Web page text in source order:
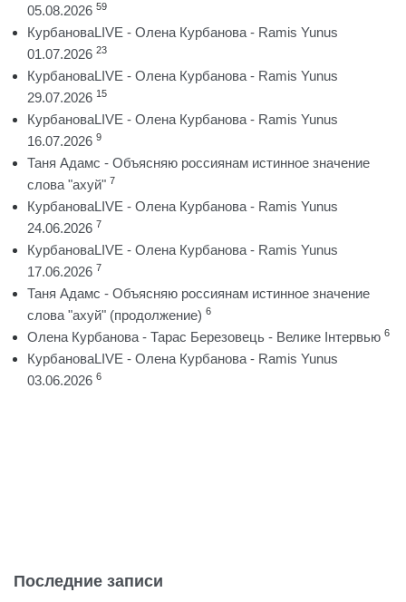
05.08.2026 59
КурбановаLIVE - Олена Курбанова - Ramis Yunus
01.07.2026 23
КурбановаLIVE - Олена Курбанова - Ramis Yunus
29.07.2026 15
КурбановаLIVE - Олена Курбанова - Ramis Yunus
16.07.2026 9
Таня Адамс - Объясняю россиянам истинное значение
слова "ахуй" 7
КурбановаLIVE - Олена Курбанова - Ramis Yunus
24.06.2026 7
КурбановаLIVE - Олена Курбанова - Ramis Yunus
17.06.2026 7
Таня Адамс - Объясняю россиянам истинное значение
слова "ахуй" (продолжение) 6
Олена Курбанова - Тарас Березовець - Велике Інтервью 6
КурбановаLIVE - Олена Курбанова - Ramis Yunus
03.06.2026 6
Последние записи